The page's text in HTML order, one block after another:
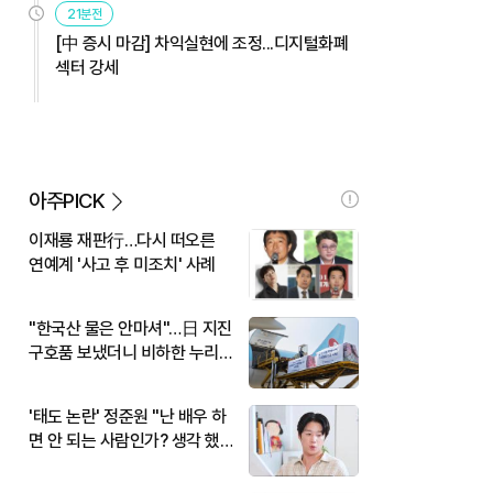
21분전
[中 증시 마감] 차익실현에 조정...디지털화폐
섹터 강세
아주PICK
이재룡 재판行…다시 떠오른
연예계 '사고 후 미조치' 사례
"한국산 물은 안마셔"…日 지진
구호품 보냈더니 비하한 누리
'태도 논란' 정준원 "난 배우 하
면 안 되는 사람인가? 생각 했